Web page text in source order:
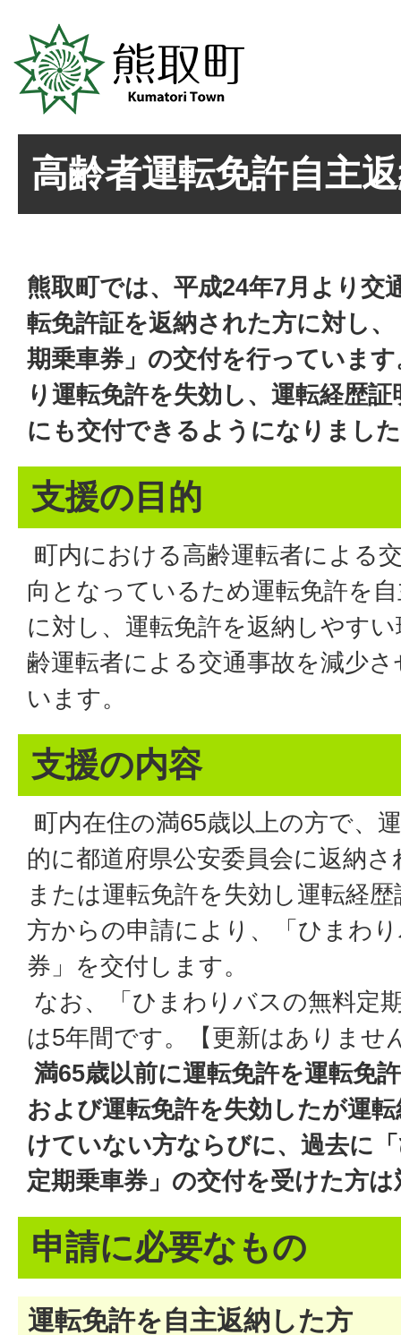
高齢者運転免許自主
熊取町では、平成24年7月より交
転免許証を返納された方に対し
期乗車券」の交付を行っていま
り運転免許を失効し、運転経歴
にも交付できるようになりまし
支援の目的
町内における高齢運転者による
向となっているため運転免許を
に対し、運転免許を返納しやす
齢運転者による交通事故を減少
います。
支援の内容
町内在住の満65歳以上の方で、
的に都道府県公安委員会に返納
または運転免許を失効し運転経
方からの申請により、「ひまわ
券」を交付します。
なお、「ひまわりバスの無料定
は5年間です。【更新はありませ
満65歳以前に運転免許を運転免
および運転免許を失効したが運
けていない方ならびに、過去に
定期乗車券」の交付を受けた方
申請に必要なもの
運転免許を自主返納した方